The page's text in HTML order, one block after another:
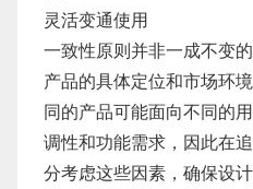
灵活变通使用
一致性原则并非一成不变
产品的具体定位和市场环
同的产品可能面向不同的
调性和功能需求，因此在
分考虑这些因素，确保设